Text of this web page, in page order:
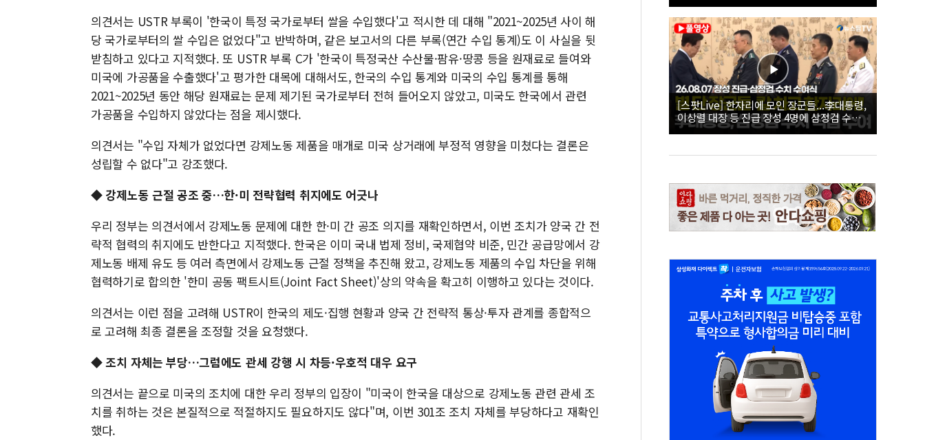
의견서는 USTR 부록이 '한국이 특정 국가로부터 쌀을 수입했다'고 적시한 데 대해 "2021~2025년 사이 해
당 국가로부터의 쌀 수입은 없었다"고 반박하며, 같은 보고서의 다른 부록(연간 수입 통계)도 이 사실을 뒷
받침하고 있다고 지적했다. 또 USTR 부록 C가 '한국이 특정국산 수산물·팜유·땅콩 등을 원재료로 들여와
미국에 가공품을 수출했다'고 평가한 대목에 대해서도, 한국의 수입 통계와 미국의 수입 통계를 통해
2021~2025년 동안 해당 원재료는 문제 제기된 국가로부터 전혀 들어오지 않았고, 미국도 한국에서 관련
가공품을 수입하지 않았다는 점을 제시했다.
의견서는 "수입 자체가 없었다면 강제노동 제품을 매개로 미국 상거래에 부정적 영향을 미쳤다는 결론은
성립할 수 없다"고 강조했다.
◆ 강제노동 근절 공조 중…한·미 전략협력 취지에도 어긋나
우리 정부는 의견서에서 강제노동 문제에 대한 한·미 간 공조 의지를 재확인하면서, 이번 조치가 양국 간 전
략적 협력의 취지에도 반한다고 지적했다. 한국은 이미 국내 법제 정비, 국제협약 비준, 민간 공급망에서 강
제노동 배제 유도 등 여러 측면에서 강제노동 근절 정책을 추진해 왔고, 강제노동 제품의 수입 차단을 위해
협력하기로 합의한 '한미 공동 팩트시트(Joint Fact Sheet)'상의 약속을 확고히 이행하고 있다는 것이다.
의견서는 이런 점을 고려해 USTR이 한국의 제도·집행 현황과 양국 간 전략적 통상·투자 관계를 종합적으
로 고려해 최종 결론을 조정할 것을 요청했다.
◆ 조치 자체는 부당…그럼에도 관세 강행 시 차등·우호적 대우 요구
의견서는 끝으로 미국의 조치에 대한 우리 정부의 입장이 "미국이 한국을 대상으로 강제노동 관련 관세 조
치를 취하는 것은 본질적으로 적절하지도 필요하지도 않다"며, 이번 301조 조치 자체를 부당하다고 재확인
했다.
[스팟Live] 한자리에 모인 장군들...李대통령,
이상렬 대장 등 진급 장성 4명에 삼정검 수치
직접 수여｜26.08.07 장성 진급·삼정검 수치